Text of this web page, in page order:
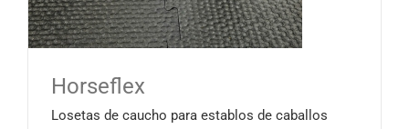
Horseflex
Losetas de caucho para establos de caballos